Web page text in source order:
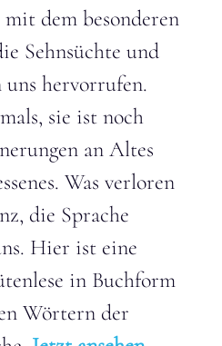
dem besonderen
Sehnsüchte und
hervorrufen.
sie ist noch
an Altes
Was verloren
die Sprache
Hier ist eine
in Buchform
Wörtern der